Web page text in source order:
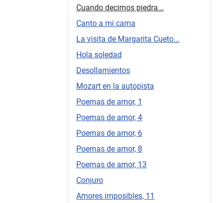
Cuando decimos piedra...
Canto a mi cama
La visita de Margarita Cueto...
Hola soledad
Desollamientos
Mozart en la autopista
Poemas de amor, 1
Poemas de amor, 4
Poemas de amor, 6
Poemas de amor, 8
Poemas de amor, 13
Conjuro
Amores imposibles, 11